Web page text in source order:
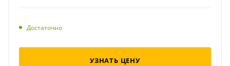
Достаточно
УЗНАТЬ ЦЕНУ